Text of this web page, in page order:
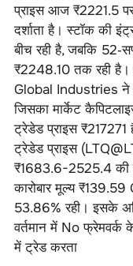
प्राइस आज ₹2221.5
दर्शाता है। स्टॉक की
बीच रही है, जबकि
₹2248.10 तक रही है।
Global Industries ने
जिसका मार्केट
ट्रेडेड प्राइस ₹217271
ट्रेडेड प्राइस
₹1683.6-2525.4 की
कारोबार मूल्य ₹139.59
53.86% रही। इसके
वर्तमान में Noफ्रेमवर्क
में ट्रेड करता